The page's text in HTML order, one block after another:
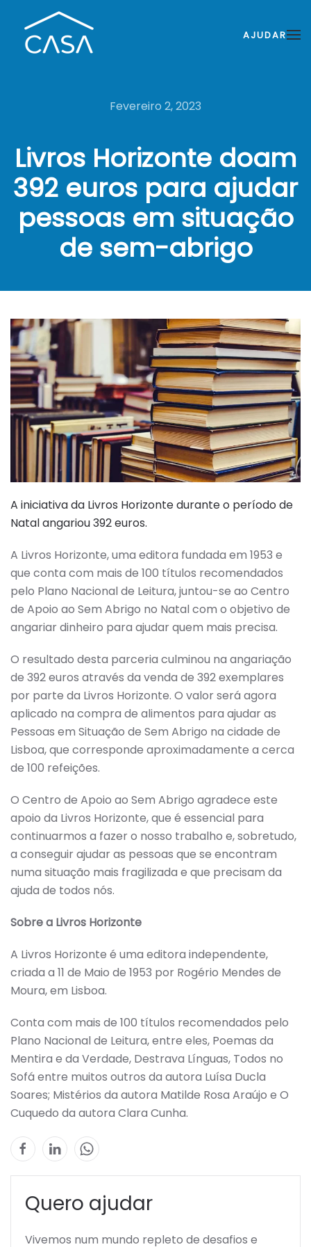
AJUDAR
Fevereiro 2, 2023
Livros Horizonte doam
392 euros para ajudar
pessoas em situação
de sem-abrigo
A iniciativa da Livros Horizonte durante o período de
Natal angariou 392 euros.
A Livros Horizonte, uma editora fundada em 1953 e
que conta com mais de 100 títulos recomendados
pelo Plano Nacional de Leitura, juntou-se ao Centro
de Apoio ao Sem Abrigo no Natal com o objetivo de
angariar dinheiro para ajudar quem mais precisa.
O resultado desta parceria culminou na angariação
de 392 euros através da venda de 392 exemplares
por parte da Livros Horizonte. O valor será agora
aplicado na compra de alimentos para ajudar as
Pessoas em Situação de Sem Abrigo na cidade de
Lisboa, que corresponde aproximadamente a cerca
de 100 refeições.
O Centro de Apoio ao Sem Abrigo agradece este
apoio da Livros Horizonte, que é essencial para
continuarmos a fazer o nosso trabalho e, sobretudo,
a conseguir ajudar as pessoas que se encontram
numa situação mais fragilizada e que precisam da
ajuda de todos nós.
Sobre a Livros Horizonte
A Livros Horizonte é uma editora independente,
criada a 11 de Maio de 1953 por Rogério Mendes de
Moura, em Lisboa.
Conta com mais de 100 títulos recomendados pelo
Plano Nacional de Leitura, entre eles, Poemas da
Mentira e da Verdade, Destrava Línguas, Todos no
Sofá entre muitos outros da autora Luísa Ducla
Soares; Mistérios da autora Matilde Rosa Araújo e O
Cuquedo da autora Clara Cunha.
Quero ajudar
Vivemos num mundo repleto de desafios e